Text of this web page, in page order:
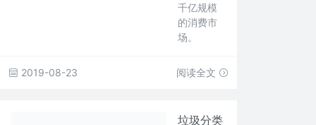
千亿规模
的消费市
场。
2019-08-23 阅读全文
垃圾分类